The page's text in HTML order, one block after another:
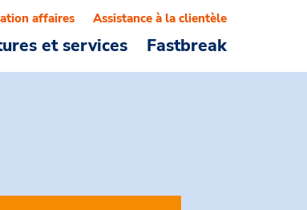
et services Fastbreak
affaires Assistance à la clientèle